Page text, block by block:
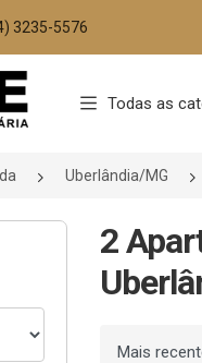
3235-5576
Todas as
Uberlândia/MG
2
Ordenar por